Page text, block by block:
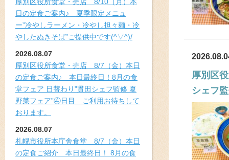
日の定食ご案内♪ 夏季限定メニュ
ー”冷やしラーメン・冷やし担々麺・冷
やしたぬきそば”ご提供中です(^▽^)/
2026.08.07
厚別区役所食堂・売店 8/7（金）本日
の定食ご案内♪ 本日最終日！8月の食
堂フェア 日替わり”貫田シェフ監修 夏
野菜フェア”④日目 ご利用お待ちして
おります。
2026.08.07
札幌市役所本庁舎食堂 8/7（金）本日
の定食ご紹介 本日最終日！ 8月の食
厚別区
シェフ